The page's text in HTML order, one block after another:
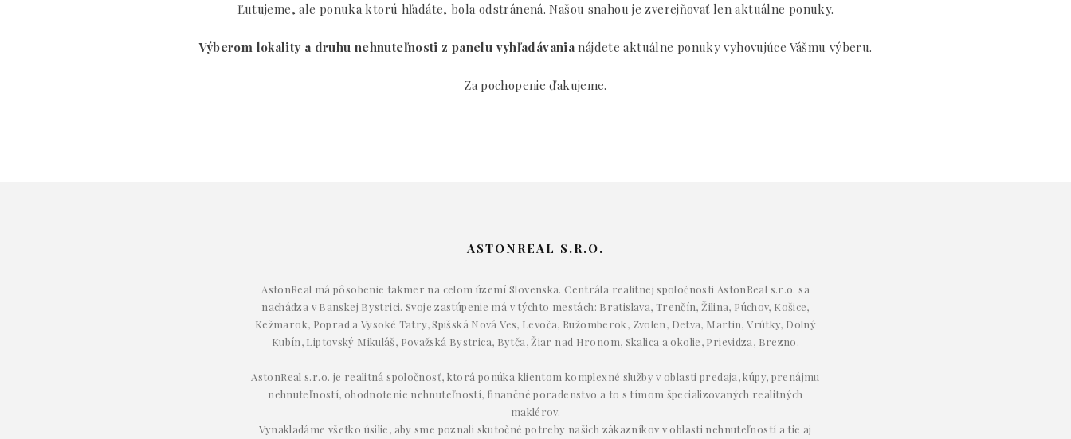
Ľutujeme, ale ponuka ktorú hľadáte, bola odstránená. Našou snahou je zverejňovať len aktuálne ponuky.
Výberom lokality a druhu nehnuteľnosti z panelu vyhľadávania nájdete aktuálne ponuky vyhovujúce Vášmu výberu.
Za pochopenie ďakujeme.
ASTONREAL S.R.O.
AstonReal má pôsobenie takmer na celom území Slovenska. Centrála realitnej spoločnosti AstonReal s.r.o. sa
nachádza v Banskej Bystrici. Svoje zastúpenie má v týchto mestách: Bratislava, Trenčín, Žilina, Púchov, Košice,
Kežmarok, Poprad a Vysoké Tatry, Spišská Nová Ves, Levoča, Ružomberok, Zvolen, Detva, Martin, Vrútky, Dolný
Kubín, Liptovský Mikuláš, Považská Bystrica, Bytča, Žiar nad Hronom, Skalica a okolie, Prievidza, Brezno.
AstonReal s.r.o. je realitná spoločnosť, ktorá ponúka klientom komplexné služby v oblasti predaja, kúpy, prenájmu
nehnuteľností, ohodnotenie nehnuteľností, finančné poradenstvo a to s tímom špecializovaných realitných
maklérov.
Vynakladáme všetko úsilie, aby sme poznali skutočné potreby našich zákazníkov v oblasti nehnuteľností a tie aj